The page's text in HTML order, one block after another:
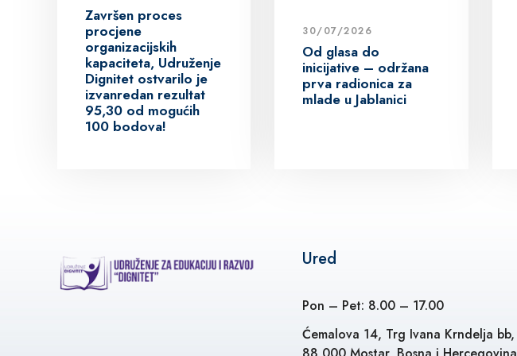
Završen proces
procjene
organizacijskih
kapaciteta, Udruženje
Dignitet ostvarilo je
izvanredan rezultat
95,30 od mogućih
100 bodova!
30/07/2026
Od glasa do
inicijative – održana
prva radionica za
mlade u Jablanici
Ured
Pon – Pet: 8.00 – 17.00
Ćemalova 14, Trg Ivana Krndelja bb,